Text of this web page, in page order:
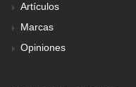
Artículos
Marcas
Opiniones